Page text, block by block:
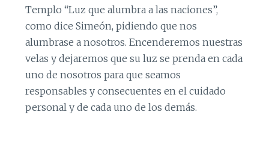
Templo “Luz que alumbra a las naciones”,
como dice Simeón, pidiendo que nos
alumbrase a nosotros. Encenderemos nuestras
velas y dejaremos que su luz se prenda en cada
uno de nosotros para que seamos
responsables y consecuentes en el cuidado
personal y de cada uno de los demás.